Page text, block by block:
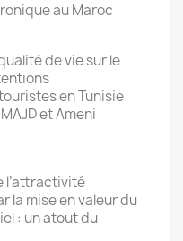
au Maroc
de vie sur le
en Tunisie
et Ameni
l’attractivité
la mise en valeur du
: un atout du